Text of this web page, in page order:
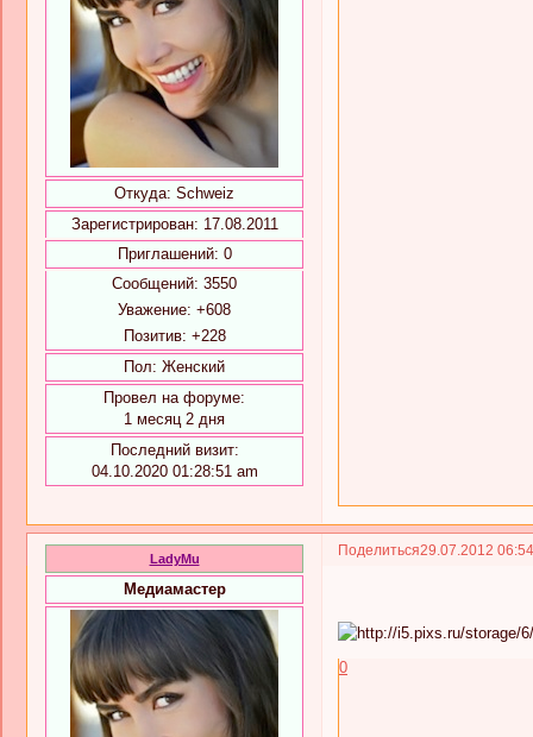
Откуда: Schweiz
Зарегистрирован: 17.08.2011
Приглашений: 0
Сообщений: 3550
Уважение: +608
Позитив: +228
Пол: Женский
Провел на форуме:
1 месяц 2 дня
Последний визит:
04.10.2020 01:28:51 am
Поделиться29.07.2012
LadyMu
Медиамастер
0